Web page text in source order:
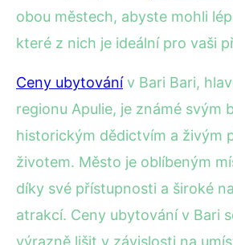
obou městech, abyste mohli
které z nich je ideální pro vaši
Ceny ubytovánív Bari Bari,
regionu Apulie, je známé svým
historickým dědictvím a živým
životem. Město je oblíbeným
díky své přístupnosti a široké
atrakcí. Ceny ubytování v Bari